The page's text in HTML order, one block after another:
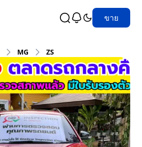
ขาย
MG ZS